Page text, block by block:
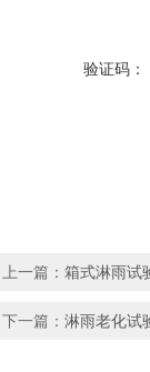
验证码：
上一篇： 箱式淋雨试
下一篇： 淋雨老化试